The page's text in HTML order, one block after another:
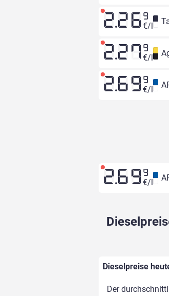
2.26 9
€/l
2.27 9
€/l
2.69 9
€/l
2.69 9
€/l
Dieselpreise
Der